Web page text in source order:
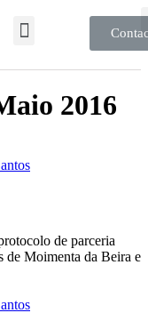
2016
de parceria
de Moimenta da Beira e